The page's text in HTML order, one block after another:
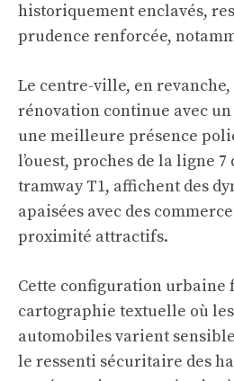
historiquement enclavés,
prudence renforcée,
Le centre-ville, en revanche,
rénovation continue avec
une meilleure présence
l’ouest, proches de la ligne
tramway T1, affichent des
apaisées avec des
proximité attractifs.
Cette configuration urbaine
cartographie textuelle où
automobiles varient
le ressenti sécuritaire des